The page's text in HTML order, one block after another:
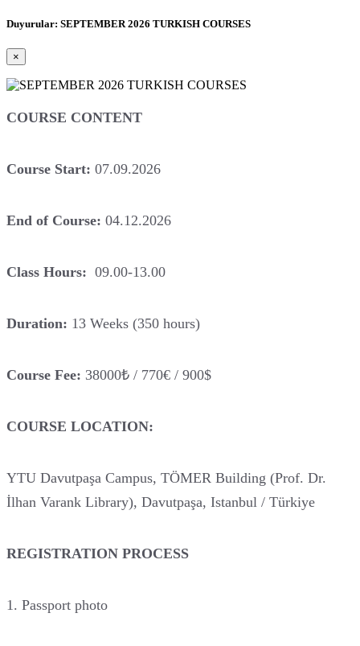
Duyurular: SEPTEMBER 2026 TURKISH COURSES
×
COURSE CONTENT
Course Start: 07.09.2026
End of Course: 04.12.2026
Class Hours: 09.00-13.00
Duration: 13 Weeks (350 hours)
Course Fee: 38000₺ / 770€ / 900$
COURSE LOCATION:
YTU Davutpaşa Campus, TÖMER Building (Prof. Dr.
İlhan Varank Library), Davutpaşa, Istanbul / Türkiye
REGISTRATION PROCESS
1. Passport photo